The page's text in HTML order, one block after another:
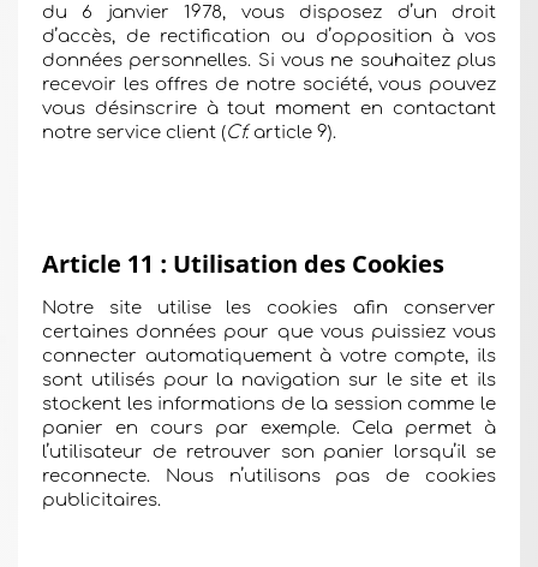
du 6 janvier 1978, vous disposez d’un droit
d’accès, de rectification ou d’opposition à vos
données personnelles. Si vous ne souhaitez plus
recevoir les offres de notre société, vous pouvez
vous désinscrire à tout moment en contactant
notre service client (Cf.article 9).
Article 11 : Utilisation des Cookies
Notre site utilise les cookies afin conserver
certaines données pour que vous puissiez vous
connecter automatiquement à votre compte, ils
sont utilisés pour la navigation sur le site et ils
stockent les informations de la session comme le
panier en cours par exemple. Cela permet à
l’utilisateur de retrouver son panier lorsqu’il se
reconnecte. Nous n’utilisons pas de cookies
publicitaires.